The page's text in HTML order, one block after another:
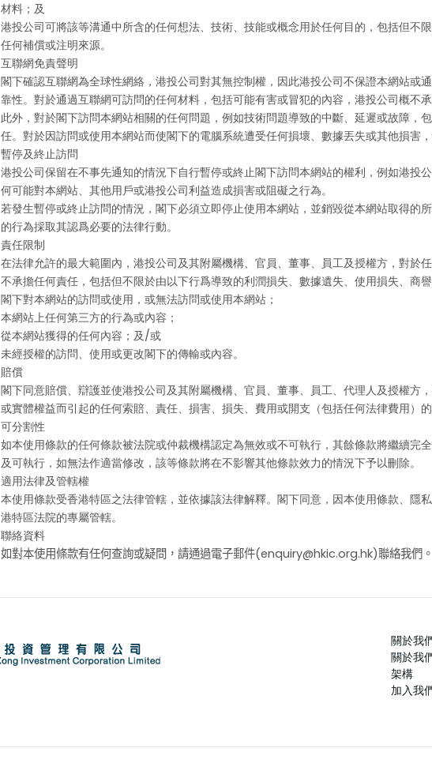
材料；及
港投公司可將該等溝通中所含的任何想法、技術、技能或概念用於任何目的，包括但不
任何補償或注明來源。
互聯網免責聲明
閣下確認互聯網為全球性網絡，港投公司對其無控制權，因此港投公司不保證本網站或
靠性。對於通過互聯網可訪問的任何材料，包括可能有害或冒犯的內容，港投公司概不承
此外，對於閣下訪問本網站相關的任何問題，例如技術問題導致的中斷、延遲或故障，
任。對於因訪問或使用本網站而使閣下的電腦系統遭受任何損壞、數據丟失或其他損害
暫停及終止訪問
港投公司保留在不事先通知的情況下自行暫停或終止閣下訪問本網站的權利，例如港投
何可能對本網站、其他用戶或港投公司利益造成損害或阻礙之行為。
若發生暫停或終止訪問的情況，閣下必須立即停止使用本網站，並銷毀從本網站取得的
的行為採取其認爲必要的法律行動。
責任限制
在法律允許的最大範圍內，港投公司及其附屬機構、官員、董事、員工及授權方，對於
不承擔任何責任，包括但不限於由以下行爲導致的利潤損失、數據遺失、使用損失、商
閣下對本網站的訪問或使用，或無法訪問或使用本網站；
本網站上任何第三方的行為或內容；
從本網站獲得的任何內容；及/或
未經授權的訪問、使用或更改閣下的傳輸或內容。
賠償
閣下同意賠償、辯護並使港投公司及其附屬機構、官員、董事、員工、代理人及授權方
或實體權益而引起的任何索賠、責任、損害、損失、費用或開支（包括任何法律費用）的
可分割性
如本使用條款的任何條款被法院或仲裁機構認定為無效或不可執行，其餘條款將繼續完
及可執行，如無法作適當修改，該等條款將在不影響其他條款效力的情況下予以刪除。
適用法律及管轄權
本使用條款受香港特區之法律管轄，並依據該法律解釋。閣下同意，因本使用條款、隱
港特區法院的專屬管轄。
聯絡資料
如對本使用條款有任何查詢或疑問，請通過電子郵件(enquiry@hkic.org.hk)聯絡我們。
關於我
關於我
架構
加入我